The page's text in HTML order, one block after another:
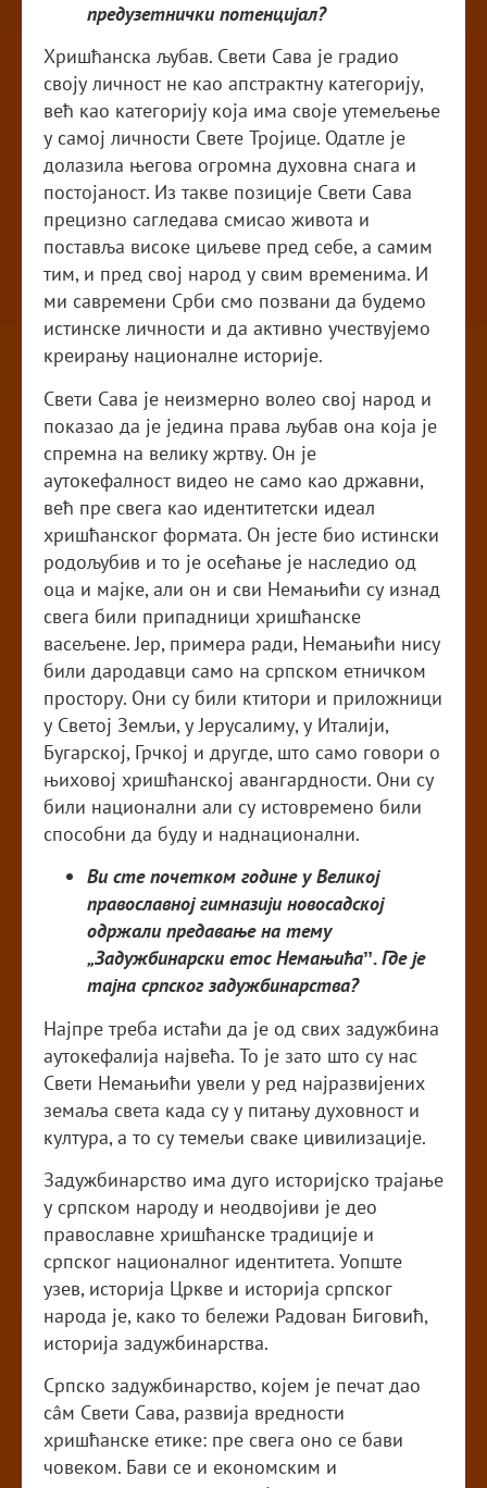
предузетнички потенцијал?
Хришћанска љубав. Свети Сава је градио
своју личност не као апстрактну категорију,
већ као категорију која има своје утемељење
у самој личности Свете Тројице. Одатле је
долазила његова огромна духовна снага и
постојаност. Из такве позиције Свети Сава
прецизно сагледава смисао живота и
поставља високе циљеве пред себе, а самим
тим, и пред свој народ у свим временима. И
ми савремени Срби смо позвани да будемо
истинске личности и да активно учествујемо
креирању националне историје.
Свети Сава је неизмерно волео свој народ и
показао да је једина права љубав она која је
спремна на велику жртву. Он је
аутокефалност видео не само као државни,
већ пре свега као идентитетски идеал
хришћанског формата. Он јесте био истински
родољубив и то је осећање је наследио од
оца и мајке, али он и сви Немањићи су изнад
свега били припадници хришћанске
васељене. Јер, примера ради, Немањићи нису
били дародавци само на српском етничком
простору. Они су били ктитори и приложници
у Светој Земљи, у Јерусалиму, у Италији,
Бугарској, Грчкој и другде, што само говори о
њиховој хришћанској авангардности. Они су
били национални али су истовремено били
способни да буду и наднационални.
Ви сте почетком године у Великој
православној гимназији новосадској
одржали предавање на тему
„Задужбинарски етос Немањићаˮ. Где је
тајна српског задужбинарства?
Најпре треба истаћи да је од свих задужбина
аутокефалија највећа. То је зато што су нас
Свети Немањићи увели у ред најразвијених
земаља света када су у питању духовност и
култура, а то су темељи сваке цивилизације.
Задужбинарство има дуго историјско трајање
у српском народу и неодвојиви је део
православне хришћанске традиције и
српског националног идентитета. Уопште
узев, историја Цркве и историја српског
народа је, како то бележи Радован Биговић,
историја задужбинарства.
Српско задужбинарство, којем је печат дао
сâм Свети Сава, развија вредности
хришћанске етике: пре свега оно се бави
човеком. Бави се и економским и